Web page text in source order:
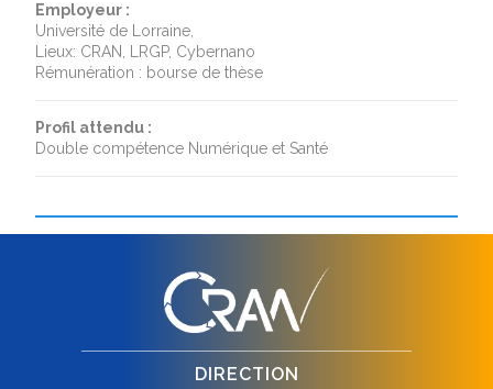
Employeur :
Université de Lorraine,
Lieux: CRAN, LRGP, Cybernano
Rémunération : bourse de thèse
Profil attendu :
Double compétence Numérique et Santé
DIRECTION